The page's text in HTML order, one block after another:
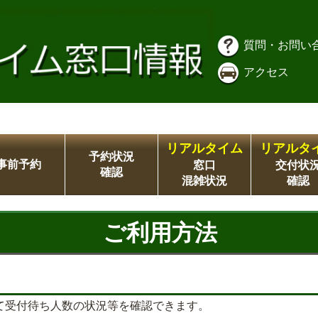
質問・お問い
アクセス
前予約
予約状況
確認
リアルタイム
窓口
混雑状況
リアルタ
交付状
確認
ご利用方法
付待ち人数の状況等を確認できます。